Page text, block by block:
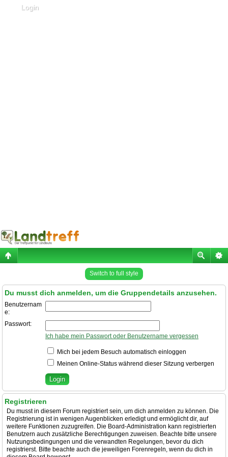
Login
Switch to full style
Du musst dich anmelden, um die Gruppendetails anzusehen.
Benutzernam
e:
Passwort:
Ich habe mein Passwort oder Benutzername vergessen
Mich bei jedem Besuch automatisch einloggen
Meinen Online-Status während dieser Sitzung verbergen
Registrieren
Du musst in diesem Forum registriert sein, um dich anmelden zu können. Die
Registrierung ist in wenigen Augenblicken erledigt und ermöglicht dir, auf
weitere Funktionen zuzugreifen. Die Board-Administration kann registrierten
Benutzern auch zusätzliche Berechtigungen zuweisen. Beachte bitte unsere
Nutzungsbedingungen und die verwandten Regelungen, bevor du dich
registrierst. Bitte beachte auch die jeweiligen Forenregeln, wenn du dich in